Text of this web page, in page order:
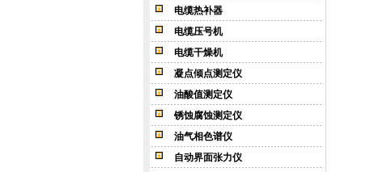
电缆热补器
电缆压号机
电缆干燥机
凝点倾点测定仪
油酸值测定仪
锈蚀腐蚀测定仪
油气相色谱仪
自动界面张力仪